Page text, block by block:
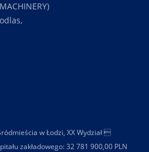
w Łodzi, XX Wydział 
zakładowego: 32 781 900,00 PLN